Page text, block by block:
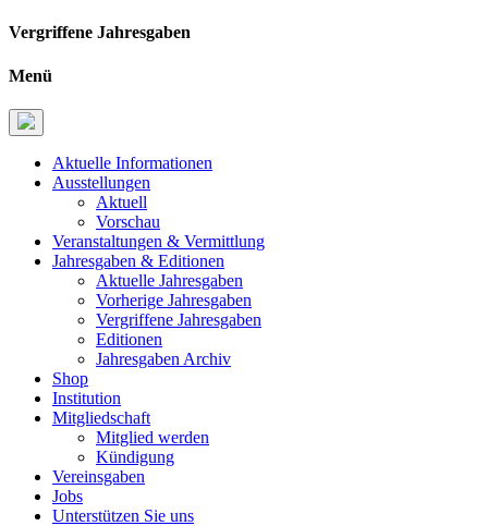
Vergriffene Jahresgaben
Menü
Aktuelle Informationen
Ausstellungen
Aktuell
Vorschau
Veranstaltungen & Vermittlung
Jahresgaben & Editionen
Aktuelle Jahresgaben
Vorherige Jahresgaben
Vergriffene Jahresgaben
Editionen
Jahresgaben Archiv
Shop
Institution
Mitgliedschaft
Mitglied werden
Kündigung
Vereinsgaben
Jobs
Unterstützen Sie uns